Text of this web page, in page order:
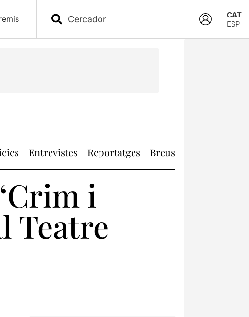
CAT
ESP
Entrevistes Reportatges Breus
i
Teatre